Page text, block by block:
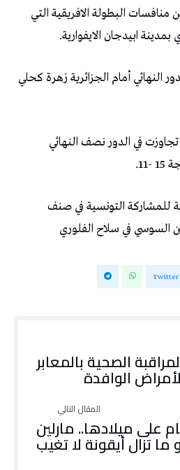
البطولة الافريقية التي
النهائي أمام الجزائرية زهرة كحلي
في الدور نصف النهائي
للمشاركة التونسية في صنف
السوسي في سلاح الفلوري
Twitter
الصحية بالمعابر
الوافدة
100 عام على ميلادها.. مارلين
ما تزال أيقونة لا تغيب